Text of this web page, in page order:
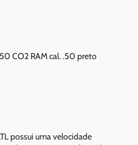
CO2 RAM cal. .50 preto
possui uma velocidade